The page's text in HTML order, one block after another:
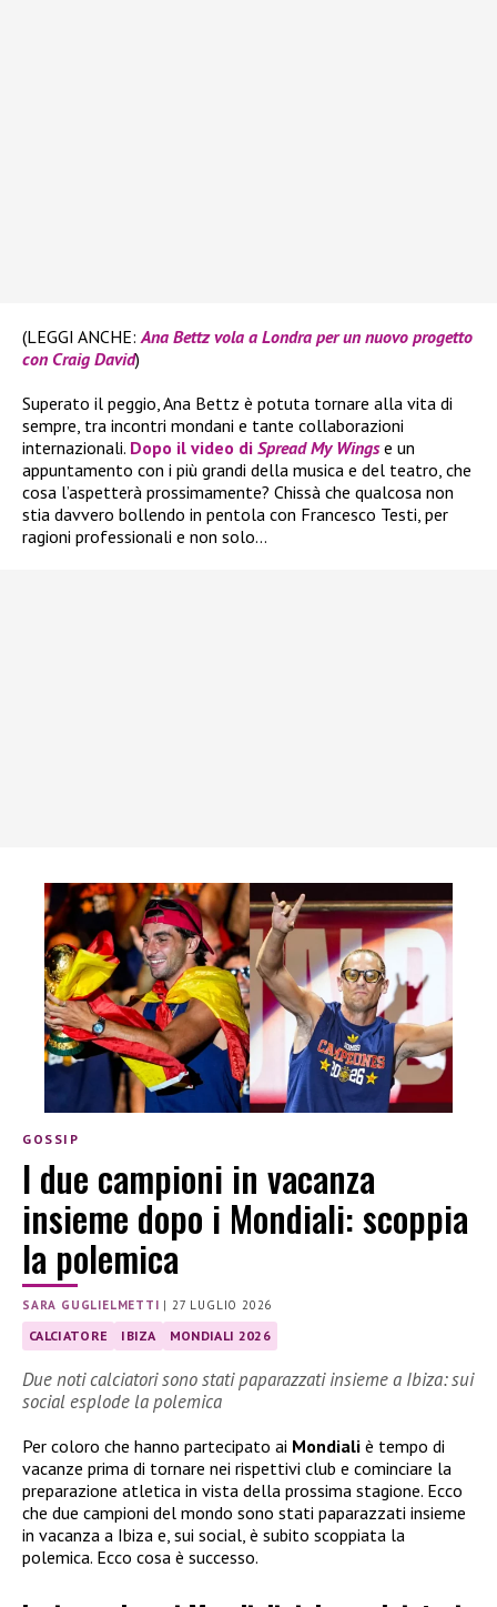
(LEGGI ANCHE:Ana Bettz vola a Londra per un nuovo progetto
con Craig David)
Superato il peggio, Ana Bettz è potuta tornare alla vita di
sempre, tra incontri mondani e tante collaborazioni
internazionali. Dopo il video di Spread My Wingse un
appuntamento con i più grandi della musica e del teatro, che
cosa l’aspetterà prossimamente? Chissà che qualcosa non
stia davvero bollendo in pentola con Francesco Testi, per
ragioni professionali e non solo…
GOSSIP
I due campioni in vacanza
insieme dopo i Mondiali: scoppia
la polemica
SARA GUGLIELMETTI | 27 LUGLIO 2026
CALCIATORE IBIZA MONDIALI 2026
Due noti calciatori sono stati paparazzati insieme a Ibiza: sui
social esplode la polemica
Per coloro che hanno partecipato ai Mondiali è tempo di
vacanze prima di tornare nei rispettivi club e cominciare la
preparazione atletica in vista della prossima stagione. Ecco
che due campioni del mondo sono stati paparazzati insieme
in vacanza a Ibiza e, sui social, è subito scoppiata la
polemica. Ecco cosa è successo.